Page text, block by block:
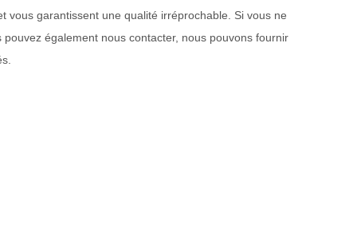
garantissent une qualité irréprochable. Si vous ne
également nous contacter, nous pouvons fournir